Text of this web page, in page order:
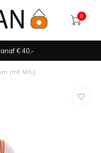
0
€ 40,-
(mt M/L)